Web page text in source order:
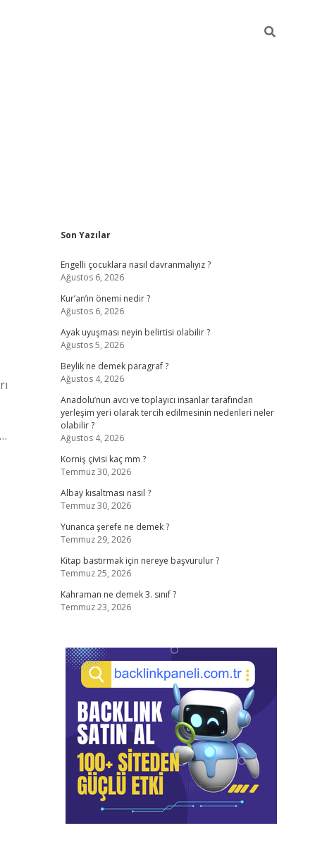
Sidebar
Son Yazılar
Engelli çocuklara nasıl davranmalıyız ?
Ağustos 6, 2026
Kur’an’ın önemi nedir ?
Ağustos 6, 2026
Ayak uyuşması neyin belirtisi olabilir ?
Ağustos 5, 2026
Beylik ne demek paragraf ?
Ağustos 4, 2026
Anadolu’nun avcı ve toplayıcı insanlar tarafından
yerleşim yeri olarak tercih edilmesinin nedenleri neler
olabilir ?
Ağustos 4, 2026
Korniş çivisi kaç mm ?
Temmuz 30, 2026
Albay kısaltması nasıl ?
Temmuz 30, 2026
Yunanca şerefe ne demek ?
Temmuz 29, 2026
Kitap bastırmak için nereye başvurulur ?
Temmuz 25, 2026
Kahraman ne demek 3. sınıf ?
Temmuz 23, 2026